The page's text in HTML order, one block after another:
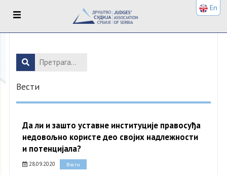
Вести
Да ли и зашто уставне институције правосуђа
недовољно користе део својих надлежности
и потенцијала?
28.09.2020 Вести
En